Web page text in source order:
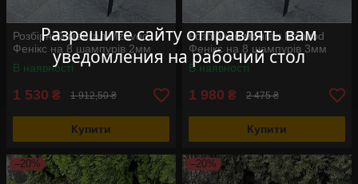
Разрешите сайту отправлять вам
уведомления на рабочий стол
Розбірний мангал Mzavod
Фенікс на 8 шампурів 2мм
В наявності
1 530 ₴ 1 912,50 ₴
Купити
Розбірний мангал Mzavod
Фенікс на 8 шампурів 3мм
В наявності
1 980 ₴ 2 475 ₴
Купити
–20% –20%